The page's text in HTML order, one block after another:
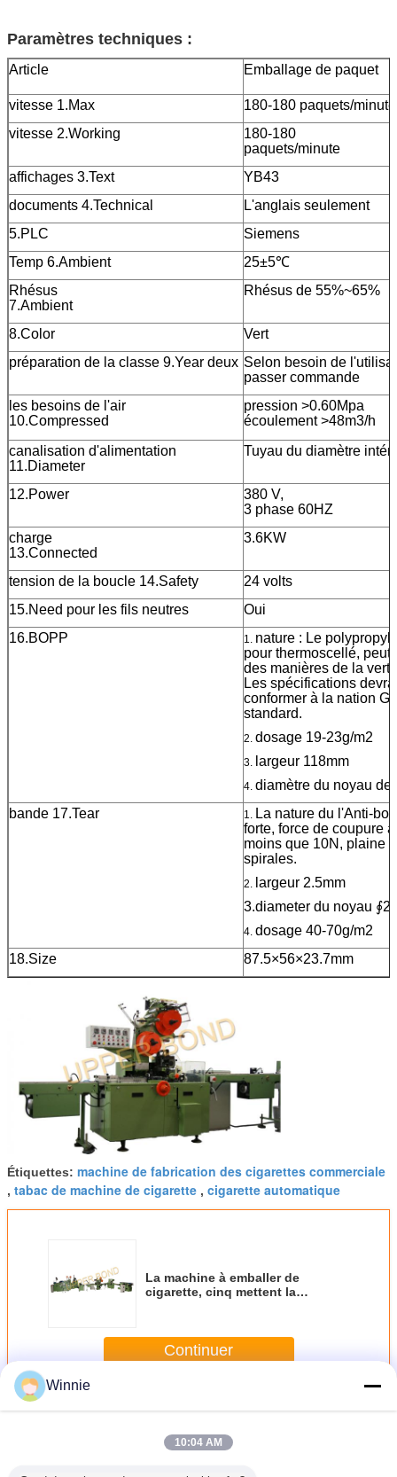
Paramètres techniques :
Article Emballage de paquet
vitesse 1.Max
180-180 paquets/minute
vitesse 2.Working
180-180
paquets/
affichages 3.Text
YB43
documents 4.Technical
L'anglais seulement
5.PLC
Siemens
Temp 6.Ambient
25±5℃
Rhésus
7.Ambient
Rhésus de 55%~65%
8.Color
Vert
préparation de la classe 9.Year deux Selon besoin de
passer commande
les besoins de l'air
10.Compressed
pression >0.60Mpa
écoulement >48m3/h
canalisation d'alimentation
11.Diameter
Tuyau du diamètre
12.Power 380 V,
3 phase
charge
13.Connected
3.6KW
tension de la boucle 14.Safety
24 volts
15.Need pour les fils neutres
Oui
16.BOPP
1. nature : Le
pour thermoscellé, peut
des manières de la
Les spécifications
conformer à la nation
standard.
2. dosage 19-23g/m2
3. largeur 118mm
4. diamètre du noyau de
bande 17.Tear
1. La nature du l'Anti-
forte, force de coupure
moins que 10N, plaine
spirales.
2. largeur 2.5mm
3.diameter du noyau
4. dosage 40-70g/m2
18.Size
87.5×56×23.7mm
Étiquettes: machine de fabrication des cigarettes commerciale
, tabac de machine de cigarette , cigarette automatique
La machine à emballer de
cigarette, cinq mettent la
Continuer
PlusEmpaqueteuse de cigarettes
Winnie
10:04 AM